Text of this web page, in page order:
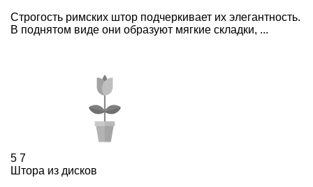
Строгость римских штор подчеркивает их элегантность.
В поднятом виде они образуют мягкие складки, ...
5 7
Штора из дисков